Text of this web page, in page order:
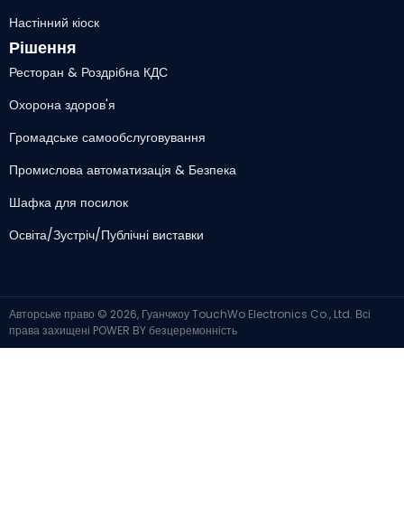
Настінний кіоск
Рішення
Ресторан & Роздрібна КДС
Охорона здоров'я
Громадське самообслуговування
Промислова автоматизація & Безпека
Шафка для посилок
Освіта/Зустріч/Публічні виставки
Авторське право © 2026, Гуанчжоу TouchWo Electronics Co., Ltd. Всі
права захищені POWER BYбезцеремонність